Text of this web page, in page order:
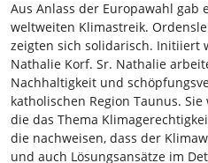
Aus Anlass der Europawahl gab
weltweiten Klimastreik.
zeigten sich solidarisch. Initiiert
Nathalie Korf. Sr. Nathalie
Nachhaltigkeit und
katholischen Region Taunus.
die das Thema
die nachweisen, dass der
und auch Lösungsansätze im